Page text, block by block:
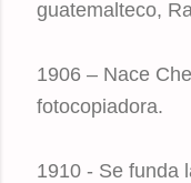
guatemalteco,
1906 – Nace
fotocopiadora.
1910 - Se funda